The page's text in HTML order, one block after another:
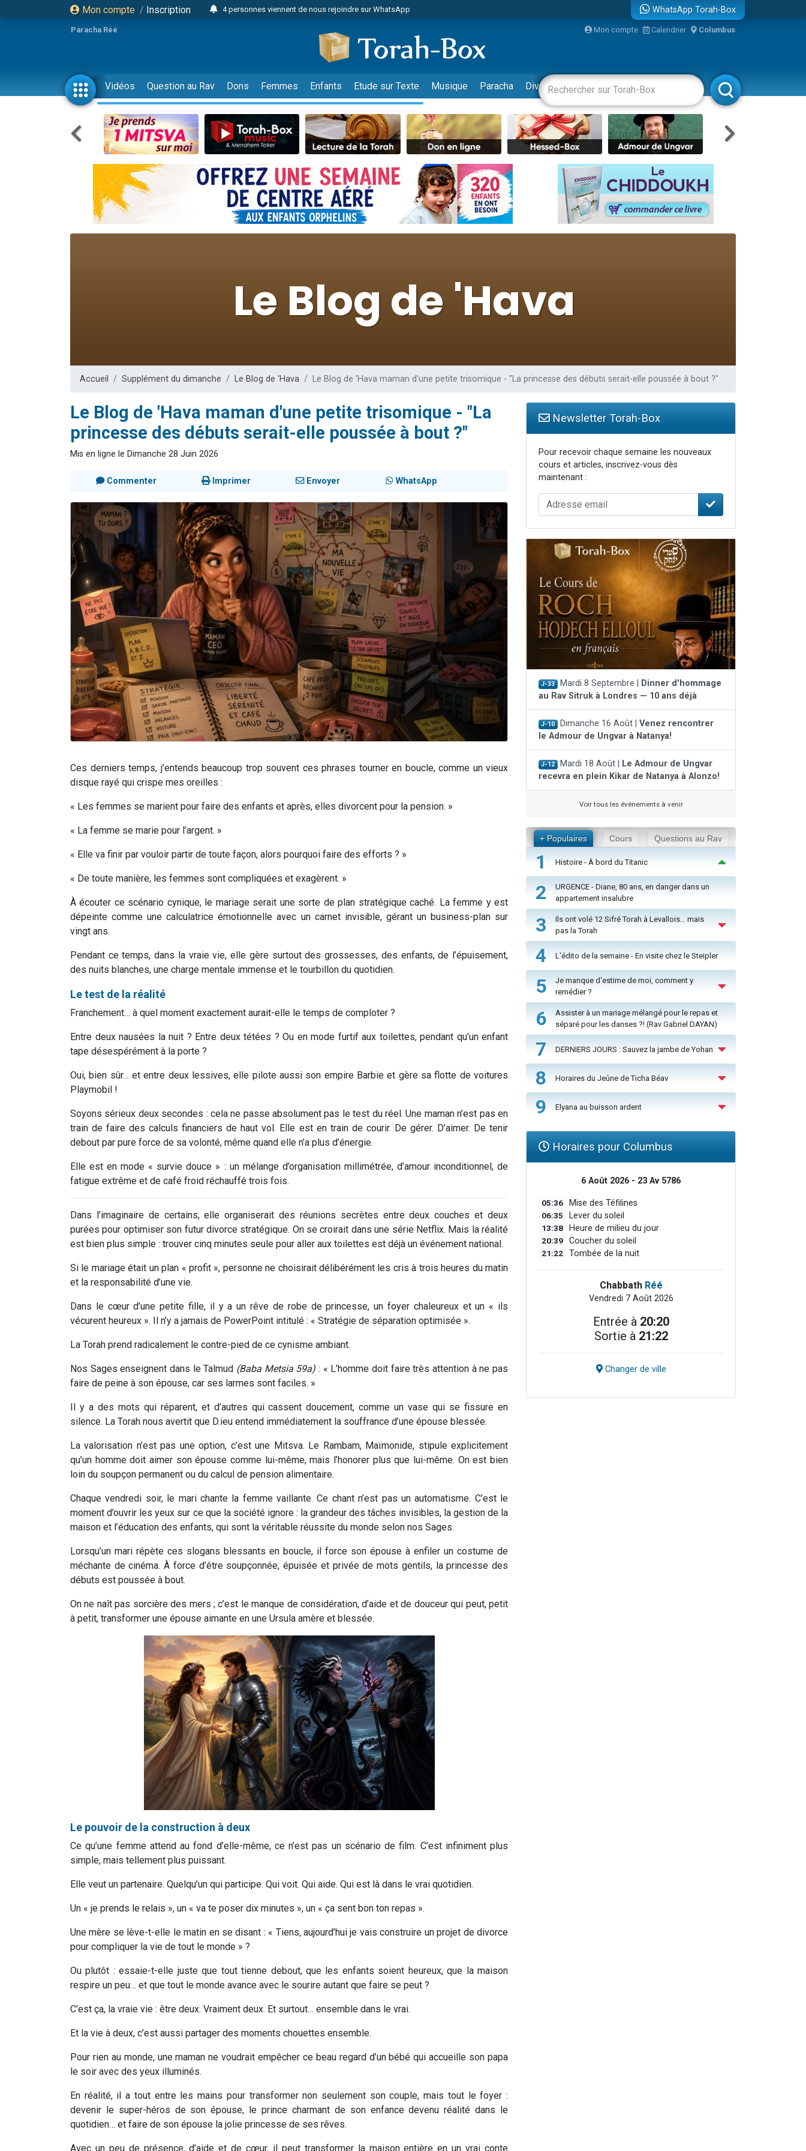
Mon compte / Inscription
4 personnes viennent de nous rejoindre sur WhatsApp
Odaya vient de donner son Maasser
3 personnes viennent de faire un don pour 5 jours de vacances aux Orphelins
3 personnes viennent de faire un don pour Diane, 80 ans, dans un appartement insalubre
13 personnes viennent de demander une bénédiction
2 personnes viennent de nous rejoindre sur WhatsApp
30 personnes viennent de faire un don pour Sauvez la jambe de Yohan
Il reste 49 places pour étudier en groupe sur Zoom
12 nouvelles musiques dans Torah-Box Music
3 personnes viennent de nous rejoindre sur WhatsApp
2 personnes viennent de nous rejoindre sur WhatsApp
3 personnes viennent de nous rejoindre sur WhatsApp
61 personnes viennent de demander une bénédiction
Ariel vient de donner son Maasser
WhatsApp Torah-Box
Paracha Réé Mon compte Calendrier Columbus
Vidéos Question au Rav Dons Femmes Enfants Etude sur Texte Musique Paracha Divertissements Livres Rabbanim
Accueil Supplément du dimanche Le Blog de 'Hava Le Blog de 'Hava maman d'une petite trisomique - "La princesse des débuts serait-elle poussée à bout ?"
Le Blog de 'Hava maman d'une petite trisomique - "La
princesse des débuts serait-elle poussée à bout ?"
Mis en ligne le Dimanche 28 Juin 2026
Commenter Imprimer Envoyer WhatsApp
Ces derniers temps, j’entends beaucoup trop souvent ces phrases tourner en boucle, comme un vieux
disque rayé qui crispe mes oreilles :
« Les femmes se marient pour faire des enfants et après, elles divorcent pour la pension. »
« La femme se marie pour l’argent. »
« Elle va finir par vouloir partir de toute façon, alors pourquoi faire des efforts ? »
« De toute manière, les femmes sont compliquées et exagèrent. »
À écouter ce scénario cynique, le mariage serait une sorte de plan stratégique caché. La femme y est
dépeinte comme une calculatrice émotionnelle avec un carnet invisible, gérant un business-plan sur
vingt ans.
Pendant ce temps, dans la vraie vie, elle gère surtout des grossesses, des enfants, de l’épuisement,
des nuits blanches, une charge mentale immense et le tourbillon du quotidien.
Le test de la réalité
Franchement… à quel moment exactement aurait-elle le temps de comploter ?
Entre deux nausées la nuit ? Entre deux tétées ? Ou en mode furtif aux toilettes, pendant qu’un enfant
tape désespérément à la porte ?
Oui, bien sûr… et entre deux lessives, elle pilote aussi son empire Barbie et gère sa flotte de voitures
Playmobil !
Soyons sérieux deux secondes : cela ne passe absolument pas le test du réel. Une maman n’est pas en
train de faire des calculs financiers de haut vol. Elle est en train de courir. De gérer. D’aimer. De tenir
debout par pure force de sa volonté, même quand elle n’a plus d’énergie.
Elle est en mode « survie douce » : un mélange d’organisation millimétrée, d’amour inconditionnel, de
fatigue extrême et de café froid réchauffé trois fois.
Dans l’imaginaire de certains, elle organiserait des réunions secrètes entre deux couches et deux
purées pour optimiser son futur divorce stratégique. On se croirait dans une série Netflix. Mais la réalité
est bien plus simple : trouver cinq minutes seule pour aller aux toilettes est déjà un événement national.
Si le mariage était un plan « profit », personne ne choisirait délibérément les cris à trois heures du matin
et la responsabilité d’une vie.
Dans le cœur d’une petite fille, il y a un rêve de robe de princesse, un foyer chaleureux et un « ils
vécurent heureux ». Il n’y a jamais de PowerPoint intitulé : « Stratégie de séparation optimisée ».
La Torah prend radicalement le contre-pied de ce cynisme ambiant.
Nos Sages enseignent dans le Talmud (Baba Metsia 59a) : « L’homme doit faire très attention à ne pas
faire de peine à son épouse, car ses larmes sont faciles. »
Il y a des mots qui réparent, et d’autres qui cassent doucement, comme un vase qui se fissure en
silence. La Torah nous avertit que D.ieu entend immédiatement la souffrance d’une épouse blessée.
La valorisation n’est pas une option, c’est une Mitsva. Le Rambam, Maïmonide, stipule explicitement
qu’un homme doit aimer son épouse comme lui-même, mais l’honorer plus que lui-même. On est bien
loin du soupçon permanent ou du calcul de pension alimentaire.
Chaque vendredi soir, le mari chante la femme vaillante. Ce chant n’est pas un automatisme. C’est le
moment d’ouvrir les yeux sur ce que la société ignore : la grandeur des tâches invisibles, la gestion de la
maison et l’éducation des enfants, qui sont la véritable réussite du monde selon nos Sages.
Lorsqu’un mari répète ces slogans blessants en boucle, il force son épouse à enfiler un costume de
méchante de cinéma. À force d’être soupçonnée, épuisée et privée de mots gentils, la princesse des
débuts est poussée à bout.
On ne naît pas sorcière des mers ; c’est le manque de considération, d’aide et de douceur qui peut, petit
à petit, transformer une épouse aimante en une Ursula amère et blessée.
Le pouvoir de la construction à deux
Ce qu’une femme attend au fond d’elle-même, ce n’est pas un scénario de film. C’est infiniment plus
simple, mais tellement plus puissant.
Elle veut un partenaire. Quelqu’un qui participe. Qui voit. Qui aide. Qui est là dans le vrai quotidien.
Un « je prends le relais », un « va te poser dix minutes », un « ça sent bon ton repas ».
Une mère se lève-t-elle le matin en se disant : « Tiens, aujourd’hui je vais construire un projet de divorce
pour compliquer la vie de tout le monde » ?
Ou plutôt : essaie-t-elle juste que tout tienne debout, que les enfants soient heureux, que la maison
respire un peu… et que tout le monde avance avec le sourire autant que faire se peut ?
C’est ça, la vraie vie : être deux. Vraiment deux. Et surtout… ensemble dans le vrai.
Et la vie à deux, c’est aussi partager des moments chouettes ensemble.
Pour rien au monde, une maman ne voudrait empêcher ce beau regard d’un bébé qui accueille son papa
le soir avec des yeux illuminés.
En réalité, il a tout entre les mains pour transformer non seulement son couple, mais tout le foyer :
devenir le super-héros de son épouse, le prince charmant de son enfance devenu réalité dans le
quotidien… et faire de son épouse la jolie princesse de ses rêves.
Avec un peu de présence, d’aide et de cœur, il peut transformer la maison entière en un vrai conte
Newsletter Torah-Box
Pour recevoir chaque semaine les nouveaux
cours et articles, inscrivez-vous dès
maintenant :
J-33 Mardi 8 Septembre |
Dinner d'hommage
au Rav Sitruk à Londres — 10 ans déjà
J-10 Dimanche 16 Août | Venez rencontrer
le Admour de Ungvar à Natanya!
J-12 Mardi 18 Août |
Le Admour de Ungvar
recevra en plein Kikar de Natanya à Alonzo!
Voir tous les événements à venir
+ Populaires Cours Questions au Rav
1 Histoire - À bord du Titanic
2
URGENCE - Diane, 80 ans, en danger dans un
appartement insalubre
3
Ils ont volé 12 Sifré Torah à Levallois… mais
pas la Torah
4 L'édito de la semaine - En visite chez le Steipler
5
Je manque d'estime de moi, comment y
remédier ?
6
Assister à un mariage mélangé pour le repas et
séparé pour les danses ?! (Rav Gabriel DAYAN)
7 DERNIERS JOURS : Sauvez la jambe de Yohan
8 Horaires du Jeûne de Ticha Béav
9 Elyana au buisson ardent
Horaires pour Columbus
6 Août 2026 - 23 Av 5786
05:36 Mise des Téfilines
06:35 Lever du soleil
13:38 Heure de milieu du jour
20:39 Coucher du soleil
21:22 Tombée de la nuit
Chabbath Réé
Vendredi 7 Août 2026
Entrée à 20:20
Sortie à 21:22
Changer de ville